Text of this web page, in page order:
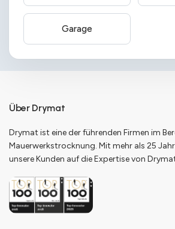
Garage
Über Drymat
Drymat ist eine der führenden Firmen im
Mauerwerkstrocknung. Mit mehr als 25
unsere Kunden auf die Expertise von